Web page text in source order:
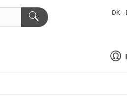
DK -